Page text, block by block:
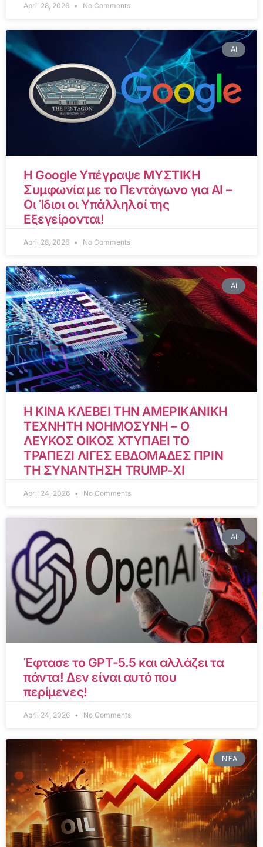
April 28, 2026 No Comments
AI
Η Google Υπέγραψε ΜΥΣΤΙΚΗ
Συμφωνία με το Πεντάγωνο για AI –
Οι Ίδιοι οι Υπάλληλοί της
Εξεγείρονται!
April 28, 2026 No Comments
AI
Η ΚΙΝΑ ΚΛΕΒΕΙ ΤΗΝ ΑΜΕΡΙΚΑΝΙΚΗ
ΤΕΧΝΗΤΗ ΝΟΗΜΟΣΥΝΗ – Ο
ΛΕΥΚΟΣ ΟΙΚΟΣ ΧΤΥΠΑΕΙ ΤΟ
ΤΡΑΠΕΖΙ ΛΙΓΕΣ ΕΒΔΟΜΑΔΕΣ ΠΡΙΝ
ΤΗ ΣΥΝΑΝΤΗΣΗ TRUMP-XI
April 24, 2026 No Comments
AI
Έφτασε το GPT-5.5 και αλλάζει τα
πάντα! Δεν είναι αυτό που
περίμενες!
April 24, 2026 No Comments
ΝΈΑ